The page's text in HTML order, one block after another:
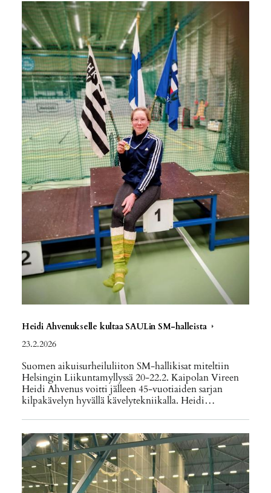
Heidi Ahvenukselle kultaa SAULin SM-halleista
23.2.2026
Suomen aikuisurheiluliiton SM-hallikisat miteltiin
Helsingin Liikuntamyllyssä 20-22.2. Kaipolan Vireen
Heidi Ahvenus voitti jälleen 45-vuotiaiden sarjan
kilpakävelyn hyvällä kävelytekniikalla. Heidi…